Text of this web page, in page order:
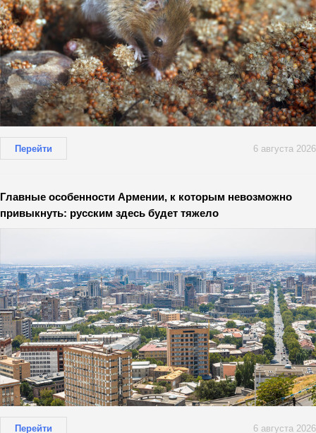
Перейти 6 августа 2026
Главные особенности Армении, к которым невозможно
привыкнуть: русским здесь будет тяжело
Перейти 6 августа 2026